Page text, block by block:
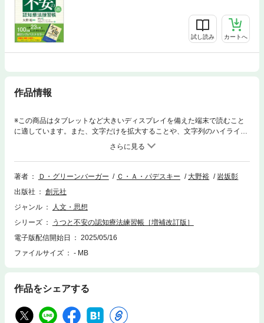
試し読み カートへ
作品情報
※この商品はタブレットなど大きいディスプレイを備えた端末で読むこと
に適しています。また、文字だけを拡大することや、文字列のハイライ
ト、検索、辞書の参照、引用などの機能が使用できません。本書の第１版
は刊行後、すでに世界で100万部以上の実売を誇るベストセラーとなって
いる。初版から20年近くの間に認知療法の適用範囲も広がり、さまざまな
分野で活用されるようになっている。本書では、そうした臨床上の発展の
容、赦し、感謝、ポジティブ心理学などの新しい取り組みについても加
筆。研修医向けの実践的な教材のみならず、専門教材としても優れた内容
著者 Ｄ・グリーンバーガー Ｃ・Ａ・パデスキー 大野裕
岩坂彰
出版社
創元社
ジャンル
人文・思想
シリーズ
うつと不安の認知療法練習帳［増補改訂版］
電子版配信開始日
2025/05/16
ファイルサイズ
- MB
作品をシェアする